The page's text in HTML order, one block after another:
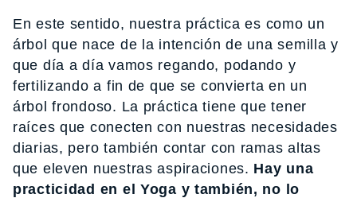
En este sentido, nuestra práctica es como un
árbol que nace de la intención de una semilla y
que día a día vamos regando, podando y
fertilizando a fin de que se convierta en un
árbol frondoso. La práctica tiene que tener
raíces que conecten con nuestras necesidades
diarias, pero también contar con ramas altas
que eleven nuestras aspiraciones. Hay una
practicidad en el Yoga y también, no lo